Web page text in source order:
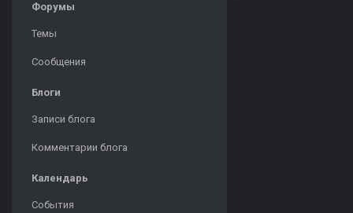
Форумы
Темы
Сообщения
Блоги
Записи блога
Комментарии блога
Календарь
События